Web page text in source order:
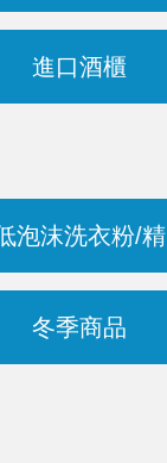
進口酒櫃
泡沫洗衣粉/精
冬季商品